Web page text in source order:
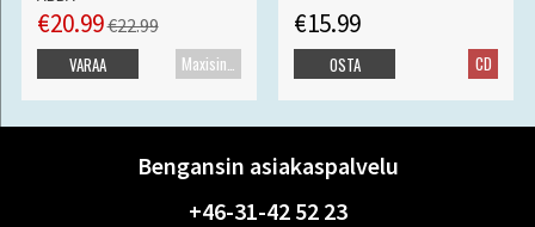
€20.99€22.99
Maxisingle
VARAA
€15.99
CD
OSTA
Bengansin asiakaspalvelu
+46-31-42 52 23